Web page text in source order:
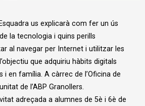
us explicarà com fer un ús
la tecnologia i quins perills
al navegar per Internet i utilitzar les
que adquiriu hàbits digitals
i en família. A càrrec de l’Oficina de
de l’ABP Granollers.
adreçada a alumnes de 5è i 6è de